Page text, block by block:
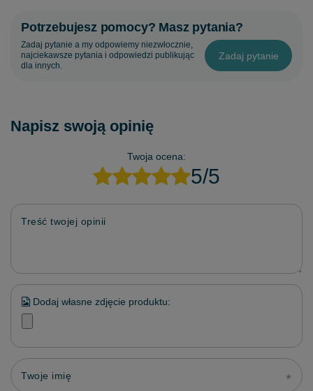
Potrzebujesz pomocy? Masz pytania?
Zadaj pytanie a my odpowiemy niezwłocznie,
najciekawsze pytania i odpowiedzi publikując
dla innych.
Zadaj pytanie
Napisz swoją opinię
Twoja ocena:
5/5
Treść twojej opinii
Dodaj własne zdjęcie produktu:
Twoje imię